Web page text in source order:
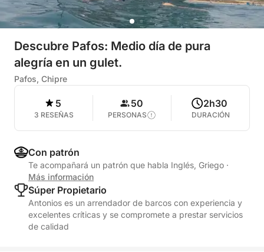
Descubre Pafos: Medio día de pura
alegría en un gulet.
Pafos, Chipre
5
3 RESEÑAS
50
PERSONAS
2h30
DURACIÓN
Con patrón
Te acompañará un patrón que habla Inglés, Griego ·
Más información
Súper Propietario
Antonios es un arrendador de barcos con experiencia y
excelentes críticas y se compromete a prestar servicios
de calidad